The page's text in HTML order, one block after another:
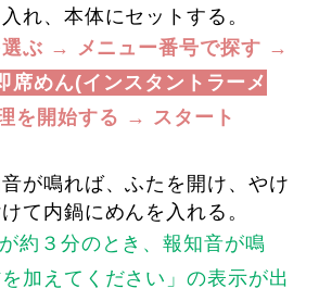
れ、本体にセットする。
選ぶ → メニュー番号で探す →
席めん(インスタントラーメ
を開始する → スタート
が鳴れば、ふたを開け、やけ
て内鍋にめんを入れる。
約３分のとき、報知音が鳴
加えてください」の表示が出